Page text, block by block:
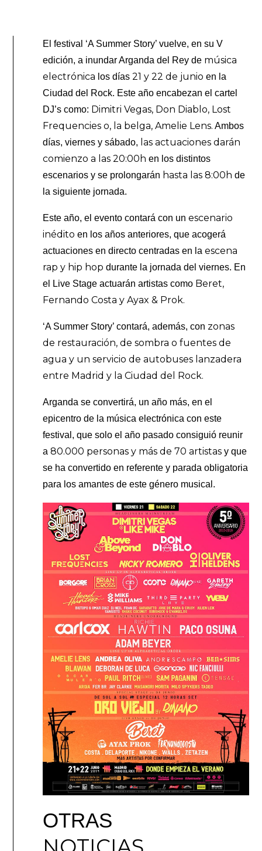
El festival ‘A Summer Story’ vuelve, en su V
edición, a inundar Arganda del Rey de música
electrónica los días21 y 22 de junio en la
Ciudad del Rock. Este año encabezan el cartel
DJ’s como: Dimitri Vegas, Don Diablo, Lost
Frequencies o, la belga, Amelie Lens. Ambos
días, viernes y sábado, las actuaciones darán
comienzo a las 20:00h en los distintos
escenarios y se prolongarán hasta las 8:00h de
la siguiente jornada.
Este año, el evento contará con unescenario
inédito en los años anteriores, que acogerá
actuaciones en directo centradas en laescena
rap y hip hop durante la jornada del viernes. En
el Live Stage actuarán artistas como Beret,
Fernando Costa y Ayax & Prok.
‘A Summer Story’ contará, además, con zonas
de restauración, de sombra o fuentes de
agua y un servicio de autobuses lanzadera
entre Madrid y la Ciudad del Rock.
Arganda se convertirá, un año más, en el
epicentro de la música electrónica con este
festival, que solo el año pasado consiguió reunir
a80.000 personas y más de 70 artistas y que
se ha convertido en referente y parada obligatoria
para los amantes de este género musical.
OTRAS